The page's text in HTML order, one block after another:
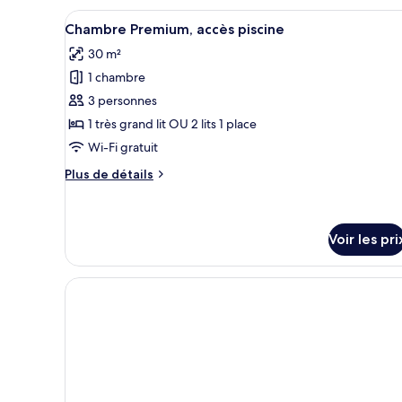
Afficher
toutes
les
photos
pour
ce
type
chambre :
piscine
Une chambre d’hôtel avec
5
Chambre Premium, accès piscine
30 m²
1 chambre
3 personnes
1 très grand lit OU 2 lits 1 place
Wi-Fi gratuit
Plus de détails
Plus
type
de
chambre
Voir les